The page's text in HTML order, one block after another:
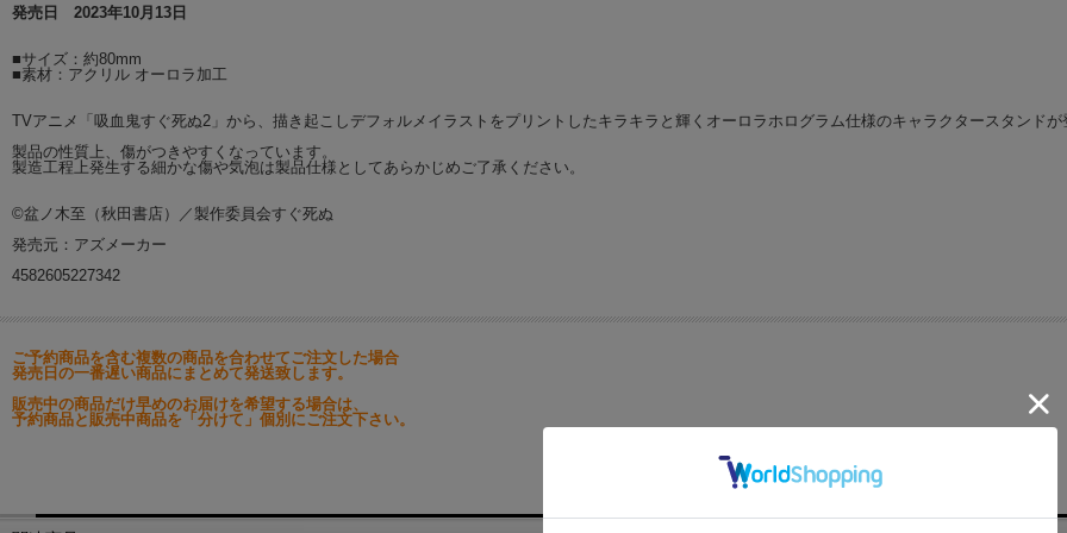
発売日 2023年10月13日
■サイズ：約80mm
■素材：アクリル オーロラ加工
TVアニメ「吸血鬼すぐ死ぬ2」から、描き起こしデフォルメイラストをプリントしたキラキラと輝くオーロラホログラム仕様のキャラクタースタンドが
製品の性質上、傷がつきやすくなっています。
製造工程上発生する細かな傷や気泡は製品仕様としてあらかじめご了承ください。
©盆ノ木至（秋田書店）／製作委員会すぐ死ぬ
発売元：アズメーカー
4582605227342
ご予約商品を含む複数の商品を合わせてご注文した場合
発売日の一番遅い商品にまとめて発送致します。
販売中の商品だけ早めのお届けを希望する場合は、
予約商品と販売中商品を「分けて」個別にご注文下さい。